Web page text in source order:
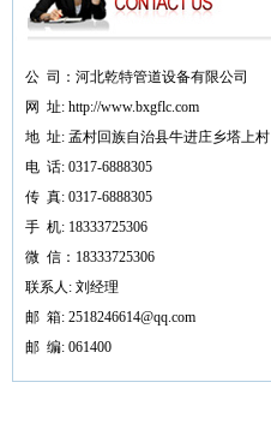
公 司：河北乾特管道设备有限公司
网 址: http://www.bxgflc.com
地 址: 孟村回族自治县牛进庄乡塔上村
电 话: 0317-6888305
传 真: 0317-6888305
手 机: 18333725306
微 信：18333725306
联系人: 刘经理
邮 箱: 2518246614@qq.com
邮 编: 061400